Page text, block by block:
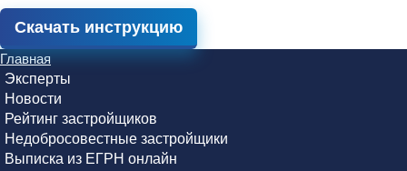
Скачать инструкцию
Главная
Эксперты
Новости
Рейтинг застройщиков
Недобросовестные застройщики
Выписка из ЕГРН онлайн